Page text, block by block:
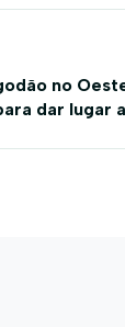
no
dar lugar